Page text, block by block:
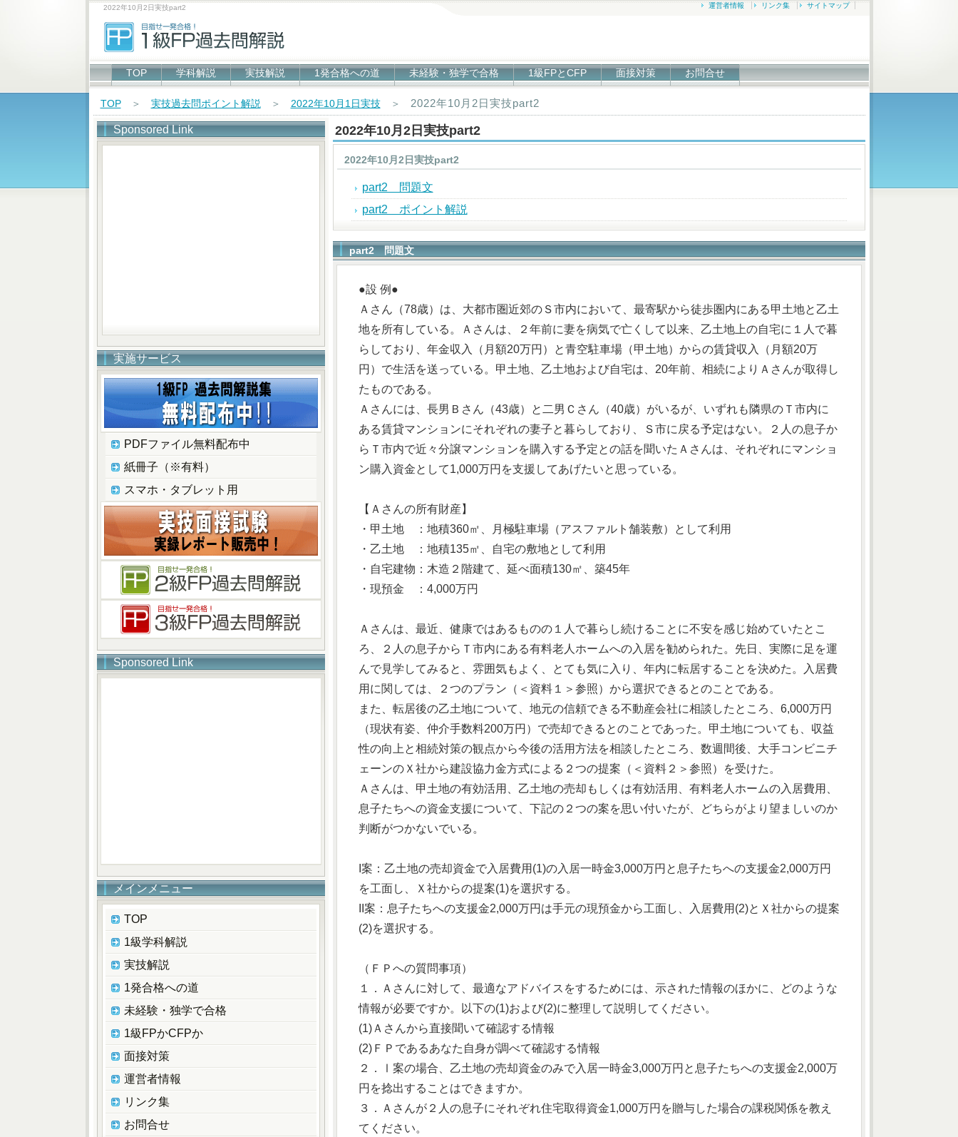
2022年10月2日実技part2 運営者情報 リンク集 サイトマップ
TOP 学科解説 実技解説 1発合格への道 未経験・独学で合格 1級FPとCFP 面接対策 お問合せ
TOP＞ 実技過去問ポイント解説 ＞ 2022年10月1日実技＞ 2022年10月2日実技part2
2022年10月2日実技part2
2022年10月2日実技part2
part2 問題文
part2 ポイント解説
part2 問題文
●設 例●
Ａさん（78歳）は、大都市圏近郊のＳ市内において、最寄駅から徒歩圏内にある甲土地と乙土
地を所有している。Ａさんは、２年前に妻を病気で亡くして以来、乙土地上の自宅に１人で暮
らしており、年金収入（月額20万円）と青空駐車場（甲土地）からの賃貸収入（月額20万
円）で生活を送っている。甲土地、乙土地および自宅は、20年前、相続によりＡさんが取得し
たものである。
Ａさんには、長男Ｂさん（43歳）と二男Ｃさん（40歳）がいるが、いずれも隣県のＴ市内に
ある賃貸マンションにそれぞれの妻子と暮らしており、Ｓ市に戻る予定はない。２人の息子か
らＴ市内で近々分譲マンションを購入する予定との話を聞いたＡさんは、それぞれにマンショ
ン購入資金として1,000万円を支援してあげたいと思っている。
【Ａさんの所有財産】
・甲土地 ：地積360㎡、月極駐車場（アスファルト舗装敷）として利用
・乙土地 ：地積135㎡、自宅の敷地として利用
・自宅建物：木造２階建て、延べ面積130㎡、築45年
・現預金 ：4,000万円
Ａさんは、最近、健康ではあるものの１人で暮らし続けることに不安を感じ始めていたとこ
ろ、２人の息子からＴ市内にある有料老人ホームへの入居を勧められた。先日、実際に足を運
んで見学してみると、雰囲気もよく、とても気に入り、年内に転居することを決めた。入居費
用に関しては、２つのプラン（＜資料１＞参照）から選択できるとのことである。
また、転居後の乙土地について、地元の信頼できる不動産会社に相談したところ、6,000万円
（現状有姿、仲介手数料200万円）で売却できるとのことであった。甲土地についても、収益
性の向上と相続対策の観点から今後の活用方法を相談したところ、数週間後、大手コンビニチ
ェーンのＸ社から建設協力金方式による２つの提案（＜資料２＞参照）を受けた。
Ａさんは、甲土地の有効活用、乙土地の売却もしくは有効活用、有料老人ホームの入居費用、
息子たちへの資金支援について、下記の２つの案を思い付いたが、どちらがより望ましいのか
判断がつかないでいる。
I案：乙土地の売却資金で入居費用(1)の入居一時金3,000万円と息子たちへの支援金2,000万円
を工面し、Ｘ社からの提案(1)を選択する。
II案：息子たちへの支援金2,000万円は手元の現預金から工面し、入居費用(2)とＸ社からの提案
(2)を選択する。
（ＦＰへの質問事項）
１．Ａさんに対して、最適なアドバイスをするためには、示された情報のほかに、どのような
情報が必要ですか。以下の(1)および(2)に整理して説明してください。
(1)Ａさんから直接聞いて確認する情報
(2)ＦＰであるあなた自身が調べて確認する情報
２．Ⅰ案の場合、乙土地の売却資金のみで入居一時金3,000万円と息子たちへの支援金2,000万
円を捻出することはできますか。
３．Ａさんが２人の息子にそれぞれ住宅取得資金1,000万円を贈与した場合の課税関係を教え
てください。
Sponsored Link
実施サービス
PDFファイル無料配布中
紙冊子（※有料）
スマホ・タブレット用
Sponsored Link
メインメニュー
TOP
1級学科解説
実技解説
1発合格への道
未経験・独学で合格
1級FPかCFPか
面接対策
運営者情報
リンク集
お問合せ